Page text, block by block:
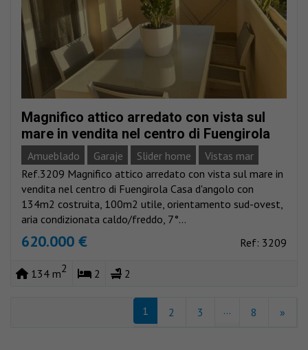
Magnifico attico arredato con vista sul
mare in vendita nel centro di Fuengirola
Amueblado Garaje Slider home
Vistas mar
Ref.3209 Magnifico attico arredato con vista sul mare in
vendita nel centro di Fuengirola Casa d'angolo con
134m2 costruita, 100m2 utile, orientamento sud-ovest,
aria condizionata caldo/freddo, 7°...
620.000 € Ref: 3209
134 m2 2 2
1 2 3 ... 8 »